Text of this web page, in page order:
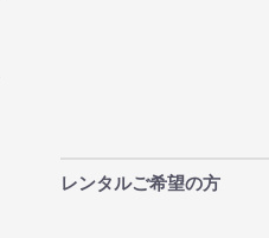
レンタルご希望の方